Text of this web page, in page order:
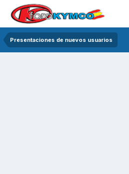
Presentaciones de nuevos usuarios